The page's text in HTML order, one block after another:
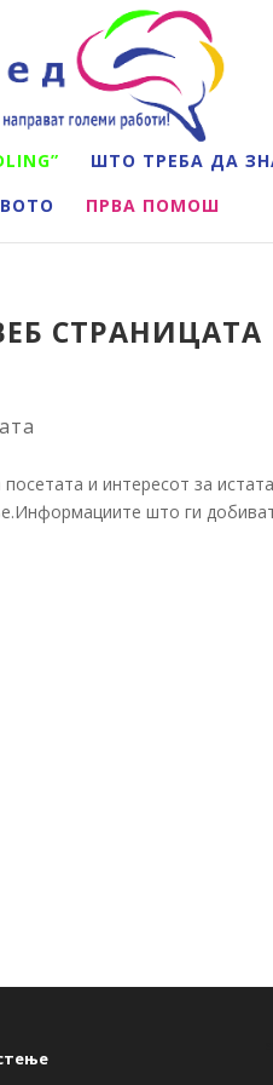
ШТО ТРЕБА ДА
ПРВА ПОМОШ
СТРАНИЦАТА
и интересот за
што ги